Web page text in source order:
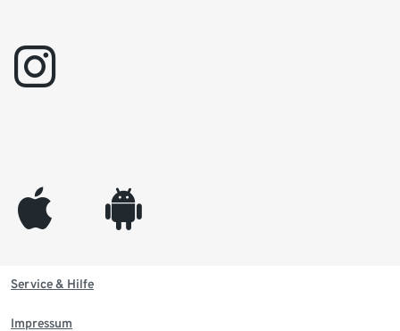
instagram
appleinc android
Service & Hilfe
Impressum